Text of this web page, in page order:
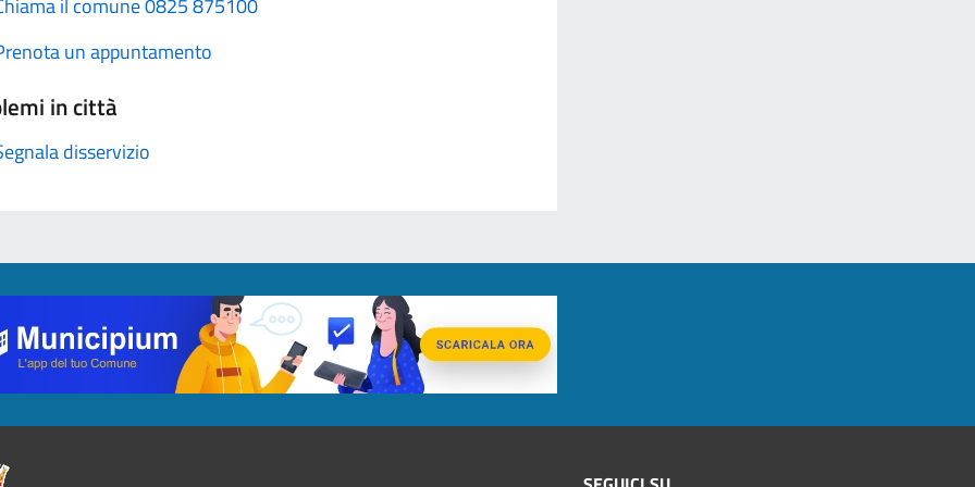
un appuntamento
in città
disservizio